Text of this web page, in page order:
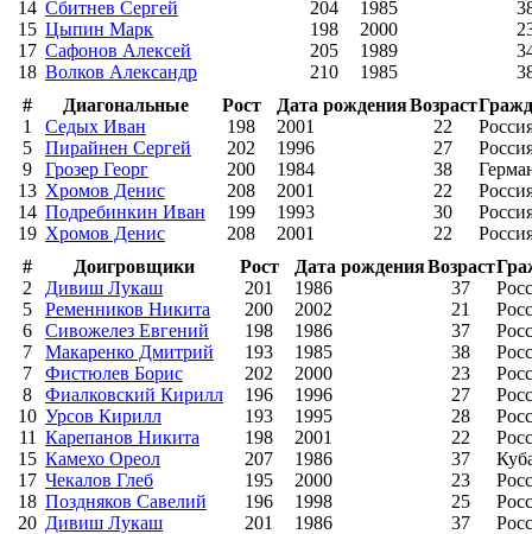
14 Сбитнев Сергей 204 1985
15 Цыпин Марк 198 2000
17 Сафонов Алексей 205 1989
18 Волков Александр 210 1985
#
Диагональные Рост Дата рожденияВозраст
1
Седых Иван 198 2001 22
5
Пирайнен Сергей 202 1996 27
9
Грозер Георг 200 1984 38
13 Хромов Денис 208 2001 22
14 Подребинкин Иван 199 1993 30
19 Хромов Денис 208 2001 22
#
Доигровщики Рост Дата рожденияВозраст
2
Дивиш Лукаш 201 1986 37
5
Ременников Никита 200 2002 21
6
Сивожелез Евгений 198 1986 37
7
Макаренко Дмитрий 193 1985 38
7
Фистюлев Борис 202 2000 23
8
Фиалковский Кирилл 196 1996 27
10 Урсов Кирилл 193 1995 28
11 Карепанов Никита 198 2001 22
15 Камехо Ореол 207 1986 37
17 Чекалов Глеб 195 2000 23
18 Поздняков Савелий 196 1998 25
20 Дивиш Лукаш 201 1986 37